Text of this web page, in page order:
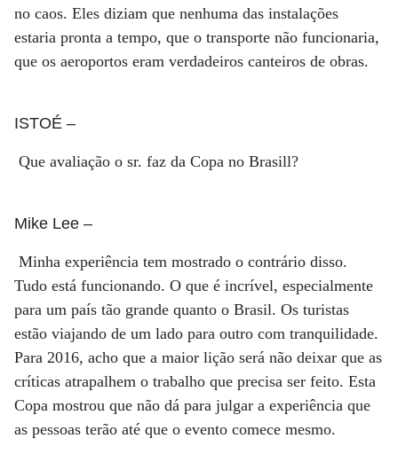
no caos. Eles diziam que nenhuma das instalações
estaria pronta a tempo, que o transporte não funcionaria,
que os aeroportos eram verdadeiros canteiros de obras.
ISTOÉ –
Que avaliação o sr. faz da Copa no Brasill?
Mike Lee –
Minha experiência tem mostrado o contrário disso.
Tudo está funcionando. O que é incrível, especialmente
para um país tão grande quanto o Brasil. Os turistas
estão viajando de um lado para outro com tranquilidade.
Para 2016, acho que a maior lição será não deixar que as
críticas atrapalhem o trabalho que precisa ser feito. Esta
Copa mostrou que não dá para julgar a experiência que
as pessoas terão até que o evento comece mesmo.